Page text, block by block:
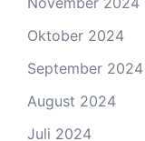
Oktober 2024
September 2024
August 2024
Juli 2024